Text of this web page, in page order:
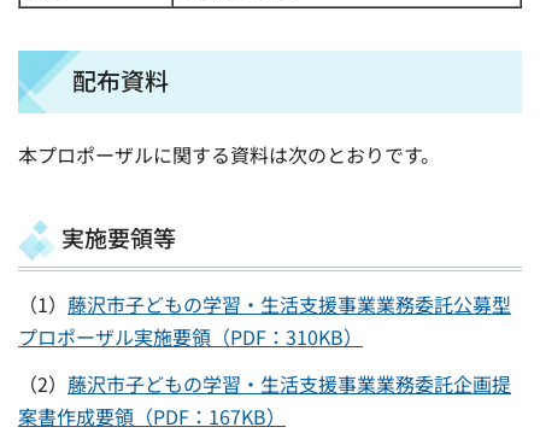
配布資料
本プロポーザルに関する資料は次のとおりです。
実施要領等
（1） 藤沢市子どもの学習・生活支援事業業務委託公募型
プロポーザル実施要領（PDF：310KB）
（2） 藤沢市子どもの学習・生活支援事業業務委託企画提
案書作成要領（PDF：167KB）